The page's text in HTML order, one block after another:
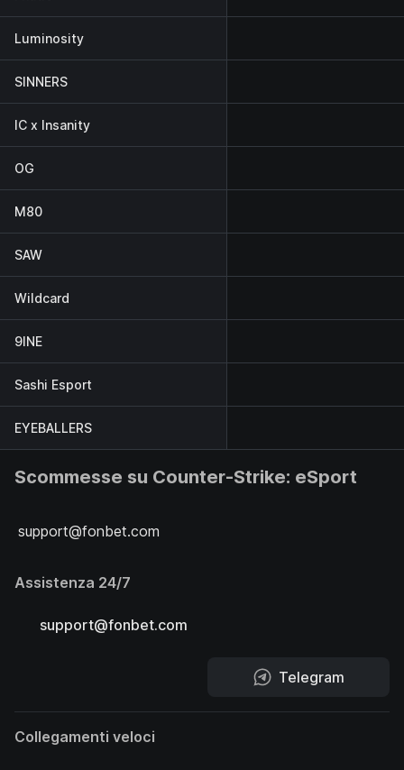
Luminosity
SINNERS
IC x Insanity
OG
M80
SAW
Wildcard
9INE
Sashi Esport
EYEBALLERS
Scommesse su Counter-Strike: eSport
support@fonbet.com
Assistenza 24/7
support@fonbet.com
Telegram
Collegamenti veloci